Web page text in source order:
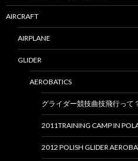
AIRCRAFT
AIRPLANE
GLIDER
AEROBATICS
グライダー競技曲技飛行って
2011TRAINING CAMP IN
2012 POLISH GLIDER